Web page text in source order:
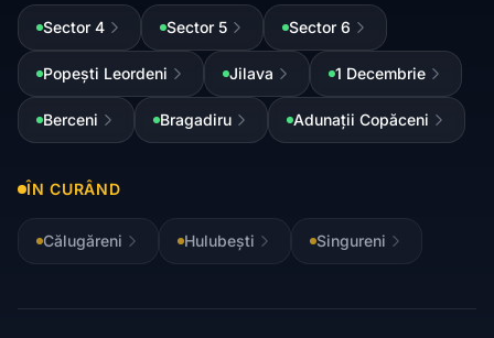
Sector 4 Sector 5 Sector 6
Popești Leordeni Jilava 1 Decembrie
Berceni Bragadiru Adunații Copăceni
ÎN CURÂND
Călugăreni Hulubești Singureni